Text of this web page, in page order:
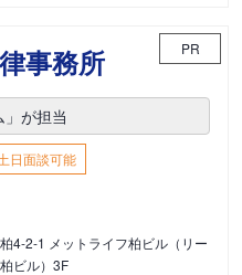
事務所 PR
が担当
日面談可能
4-2-1 メットライフ柏ビル（リー
ビル）3F